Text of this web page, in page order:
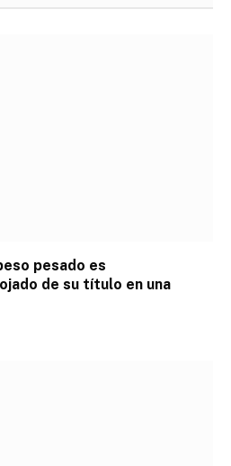
pesado es
de su título en una